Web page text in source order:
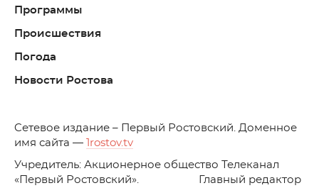
Программы
Происшествия
Погода
Новости Ростова
Cетевое издание – Первый Ростовский. Доменное
имя сайта — 1rostov.tv
Учредитель: Акционерное общество Телеканал
«Первый Ростовский». Главный редактор